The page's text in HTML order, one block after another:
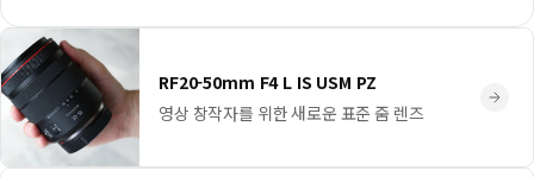
RF20-50mm F4 L IS USM PZ
영상 창작자를 위한 새로운 표준 줌 렌즈